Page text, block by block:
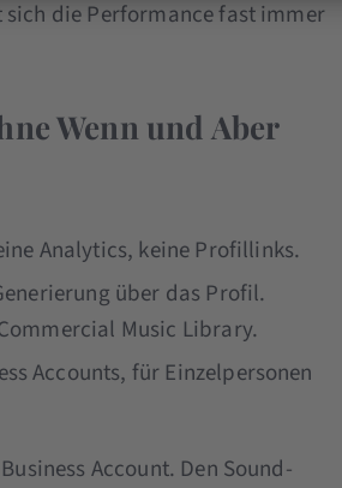
sich die Performance fast immer
Wenn und Aber
Analytics, keine Profillinks.
über das Profil.
Music Library.
Accounts, für Einzelpersonen
Account. Den Sound-